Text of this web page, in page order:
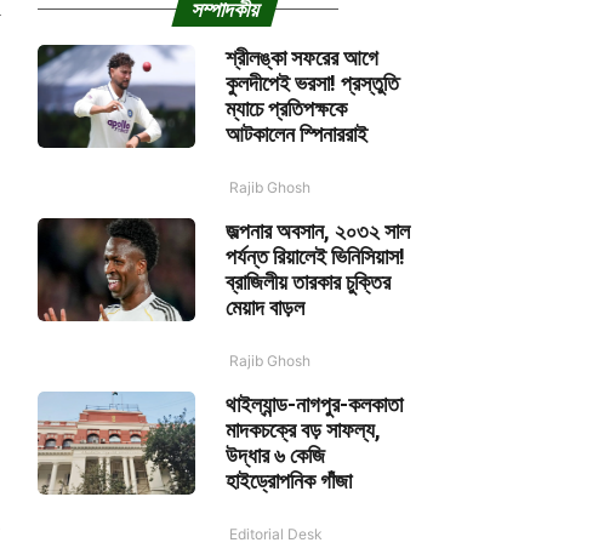
সম্পাদকীয়
শ্রীলঙ্কা সফরের আগে
কুলদীপেই ভরসা! প্রস্তুতি
ম্যাচে প্রতিপক্ষকে
আটকালেন স্পিনাররাই
Rajib Ghosh
জল্পনার অবসান, ২০৩২ সাল
পর্যন্ত রিয়ালেই ভিনিসিয়াস!
ব্রাজিলীয় তারকার চুক্তির
মেয়াদ বাড়ল
Rajib Ghosh
থাইল্যান্ড-নাগপুর-কলকাতা
মাদকচক্রে বড় সাফল্য,
উদ্ধার ৬ কেজি
হাইড্রোপনিক গাঁজা
Editorial Desk